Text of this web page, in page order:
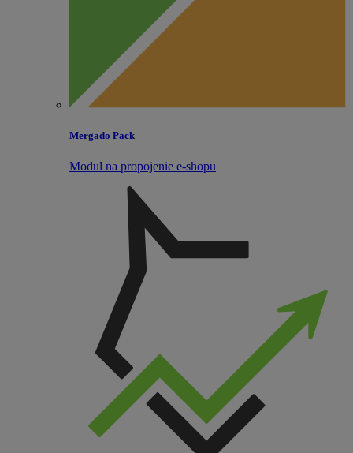
Mergado Pack
Modul na propojenie e‑shopu